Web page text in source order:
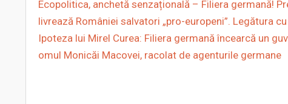
Ecopolitica, anchetă senzațională – Filiera germană!
livrează României salvatori „pro-europeni”. Legătura
Ipoteza lui Mirel Curea: Filiera germană încearcă un
omul Monicăi Macovei, racolat de agenturile germane